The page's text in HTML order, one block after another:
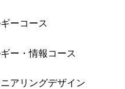
情報卓越コース
ス
ギーコース
ギー・情報コース
星科学コース
コース
ーコース
ー・情報コース
アリングデザイン